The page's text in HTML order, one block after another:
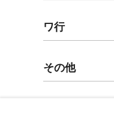
ワ行
その他